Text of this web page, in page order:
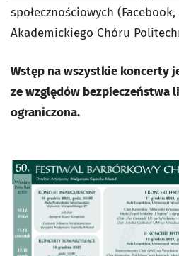
społecznościowych
Akademickiego Chóru
Wstęp na wszystkie koncerty
ze względów bezpieczeństwa
ograniczona.